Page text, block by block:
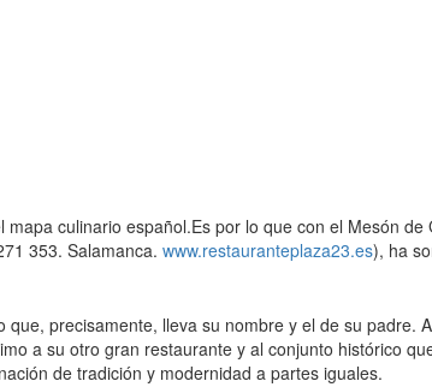
culinario español.Es por lo que con el Mesón
353. Salamanca. www.restauranteplaza23.es), ha
precisamente, lleva su nombre y el de su
a su otro gran restaurante y al conjunto histórico
de tradición y modernidad a partes iguales.